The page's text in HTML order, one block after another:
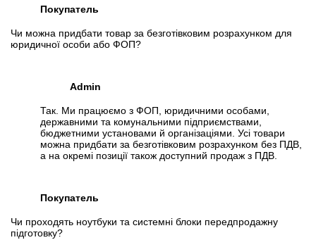
Покупатель
Чи можна придбати товар за безготівковим розрахунком для
юридичної особи або ФОП?
Admin
Так. Ми працюємо з ФОП, юридичними особами,
державними та комунальними підприємствами,
бюджетними установами й організаціями. Усі товари
можна придбати за безготівковим розрахунком без ПДВ,
а на окремі позиції також доступний продаж з ПДВ.
Покупатель
Чи проходять ноутбуки та системні блоки передпродажну
підготовку?